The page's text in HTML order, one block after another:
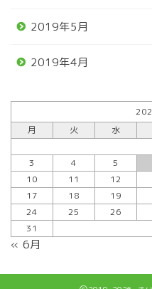
2019年5月
2019年4月
月
火 水
3
4 5
10
11 12
17
18 19
24
25 26
31
« 6月